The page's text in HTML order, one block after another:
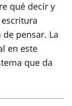
qué decir y
pensar. La
en este
que da